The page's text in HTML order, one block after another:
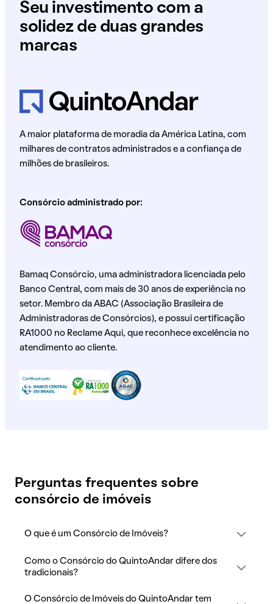
Seu investimento com a
solidez de duas grandes
marcas
A maior plataforma de moradia da América Latina, com
milhares de contratos administrados e a confiança de
milhões de brasileiros.
Consórcio administrado por:
Bamaq Consórcio, uma administradora licenciada pelo
Banco Central, com mais de 30 anos de experiência no
setor. Membro da ABAC (Associação Brasileira de
Administradoras de Consórcios), e possui certificação
RA1000 no Reclame Aqui, que reconhece excelência no
atendimento ao cliente.
Perguntas frequentes sobre
consórcio de imóveis
O que é um Consórcio de Imóveis?
Como o Consórcio do QuintoAndar difere dos
tradicionais?
O Consórcio de Imóveis do QuintoAndar tem